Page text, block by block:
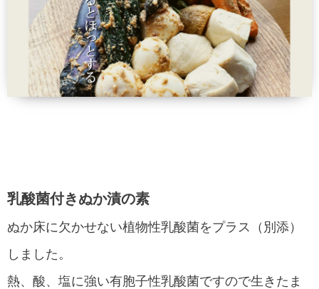
乳酸菌付きぬか漬の素
ぬか床に欠かせない植物性乳酸菌をプラス（別添）
しました。
熱、酸、塩に強い有胞子性乳酸菌ですので生きたま